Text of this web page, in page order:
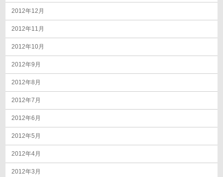
2012年12月
2012年11月
2012年10月
2012年9月
2012年8月
2012年7月
2012年6月
2012年5月
2012年4月
2012年3月